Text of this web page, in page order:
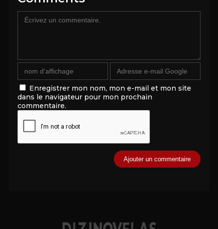
Enregistrer mon nom, mon e-mail et mon site
dans le navigateur pour mon prochain
commentaire.